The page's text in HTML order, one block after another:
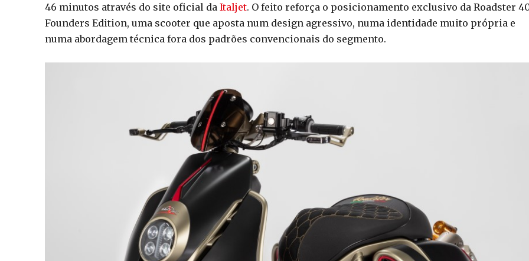
46 minutos através do site oficial da Italjet. O feito reforça o posicionamento exclusivo da Roadster
Founders Edition, uma scooter que aposta num design agressivo, numa identidade muito própria e
numa abordagem técnica fora dos padrões convencionais do segmento.